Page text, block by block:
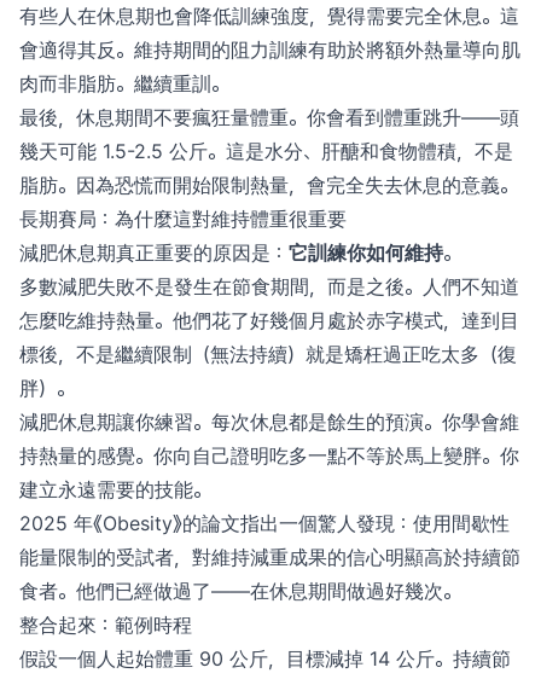
有些人在休息期也會降低訓練強度，覺得需要完全休息。這
會適得其反。維持期間的阻力訓練有助於將額外熱量導向肌
肉而非脂肪。繼續重訓。
最後，休息期間不要瘋狂量體重。你會看到體重跳升——頭
幾天可能 1.5-2.5 公斤。這是水分、肝醣和食物體積，不是
脂肪。因為恐慌而開始限制熱量，會完全失去休息的意義。
長期賽局：為什麼這對維持體重很重要
減肥休息期真正重要的原因是： 它訓練你如何維持。
多數減肥失敗不是發生在節食期間，而是之後。人們不知道
怎麼吃維持熱量。他們花了好幾個月處於赤字模式，達到目
標後，不是繼續限制（無法持續）就是矯枉過正吃太多（復
胖）。
減肥休息期讓你練習。每次休息都是餘生的預演。你學會維
持熱量的感覺。你向自己證明吃多一點不等於馬上變胖。你
建立永遠需要的技能。
2025 年《Obesity》的論文指出一個驚人發現：使用間歇性
能量限制的受試者，對維持減重成果的信心明顯高於持續節
食者。他們已經做過了——在休息期間做過好幾次。
整合起來：範例時程
假設一個人起始體重 90 公斤，目標減掉 14 公斤。持續節